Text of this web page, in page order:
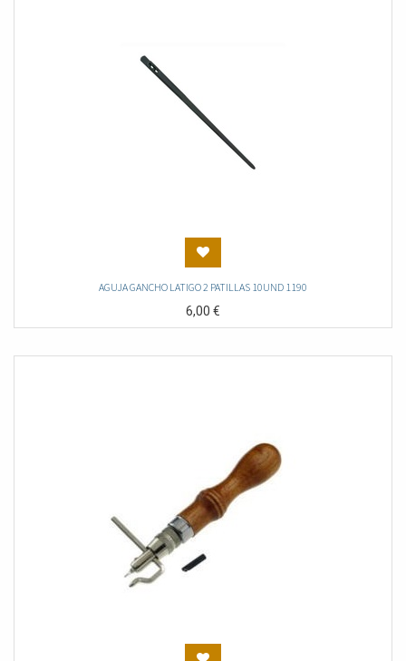
AGUJA GANCHO LATIGO 2 PATILLAS 10UND 1190
6,00€